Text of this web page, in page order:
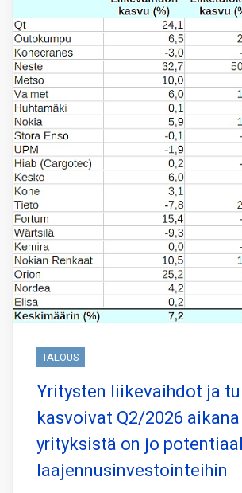
TALOUS
Yritysten liikevaihdot ja
kasvoivat Q2/2026
yrityksistä on jo
laajennusinvestointeihin